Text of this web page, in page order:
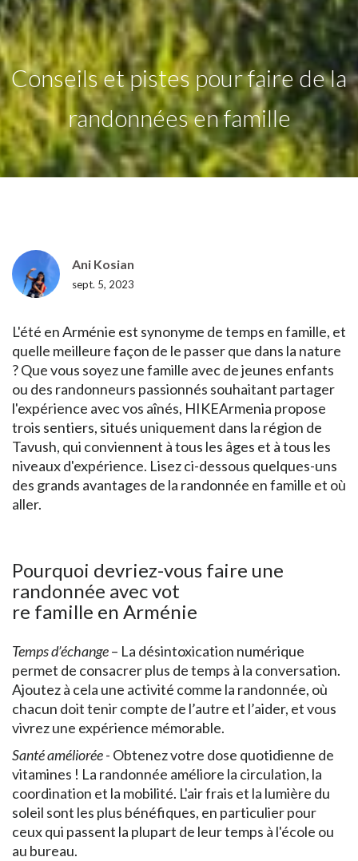
Conseils et pistes pour faire de la
randonnées en famille
Ani Kosian
sept. 5, 2023
L'été en Arménie est synonyme de temps en famille, et
quelle meilleure façon de le passer que dans la nature
? Que vous soyez une famille avec de jeunes enfants
ou des randonneurs passionnés souhaitant partager
l'expérience avec vos aînés, HIKEArmenia propose
trois sentiers, situés uniquement dans la région de
Tavush, qui conviennent à tous les âges et à tous les
niveaux d'expérience. Lisez ci-dessous quelques-uns
des grands avantages de la randonnée en famille et où
aller.
Pourquoi devriez-vous faire une
randonnée avec vot
re famille en Arménie
Temps d’échange– La désintoxication numérique
permet de consacrer plus de temps à la conversation.
Ajoutez à cela une activité comme la randonnée, où
chacun doit tenir compte de l’autre et l’aider, et vous
vivrez une expérience mémorable.
Santé améliorée- Obtenez votre dose quotidienne de
vitamines ! La randonnée améliore la circulation, la
coordination et la mobilité. L'air frais et la lumière du
soleil sont les plus bénéfiques, en particulier pour
ceux qui passent la plupart de leur temps à l'école ou
au bureau.